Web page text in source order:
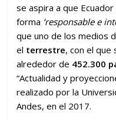
se aspira a que
forma ‘responsable e
que uno de los medios
el terrestre, con el que
alrededor de 452.300
“Actualidad y
realizado por la
Andes, en el 2017.